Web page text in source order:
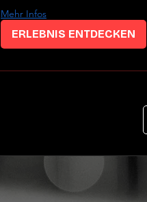
Mehr Infos
ERLEBNIS ENTDECKEN